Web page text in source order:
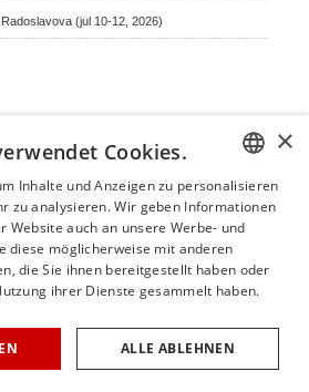
Radoslavova (jul 10-12, 2026)
| powered by masterhomepage.ch ×
Cookies.
Inhalte und Anzeigen zu personalisieren
zu analysieren. Wir geben Informationen
Website auch an unsere Werbe- und
diese möglicherweise mit anderen
die Sie ihnen bereitgestellt haben oder
ihrer Dienste gesammelt haben.
ALLE ABLEHNEN